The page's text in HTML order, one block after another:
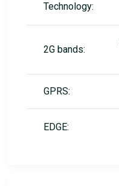
Technology:
2G bands:
GPRS:
EDGE: